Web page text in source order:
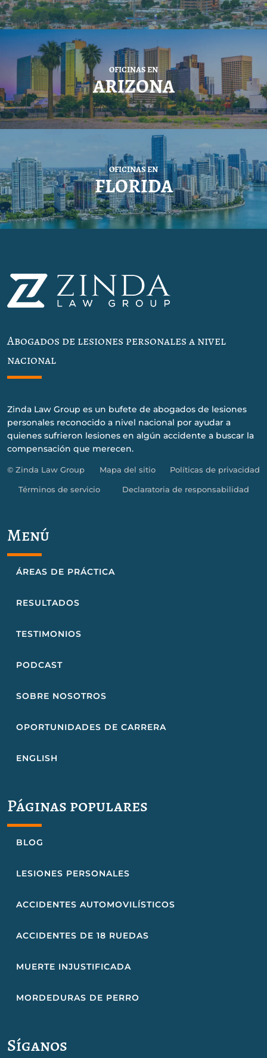
OFICINAS EN
ARIZONA
OFICINAS EN
FLORIDA
Abogados de lesiones personales a nivel
nacional
Zinda Law Group es un bufete de abogados de lesiones
personales reconocido a nivel nacional por ayudar a
quienes sufrieron lesiones en algún accidente a buscar la
compensación que merecen.
© Zinda Law Group Mapa del sitio Políticas de privacidad
Términos de servicio Declaratoria de responsabilidad
Menú
ÁREAS DE PRÁCTICA
RESULTADOS
TESTIMONIOS
PODCAST
SOBRE NOSOTROS
OPORTUNIDADES DE CARRERA
ENGLISH
Páginas populares
BLOG
LESIONES PERSONALES
ACCIDENTES AUTOMOVILÍSTICOS
ACCIDENTES DE 18 RUEDAS
MUERTE INJUSTIFICADA
MORDEDURAS DE PERRO
Síganos